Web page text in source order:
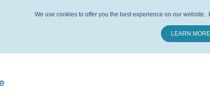
We use cookies to offer you the best experience on our website
LEARN MORE